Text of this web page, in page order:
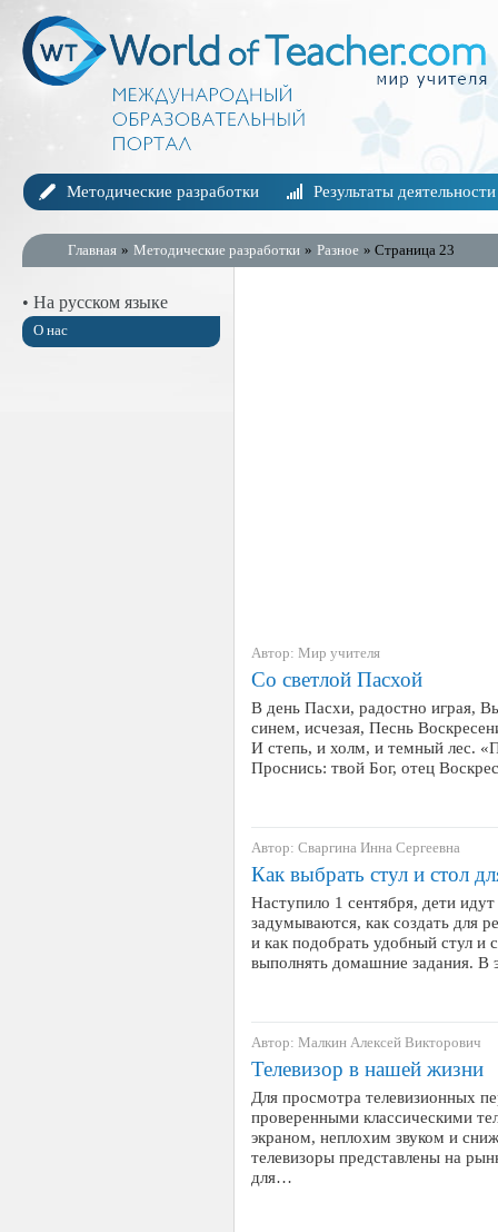
Методические разработки Результаты деятельности
Главная » Методические разработки » Разное » Страница 23
• На русском языке
О нас
Автор: Мир учителя
Со светлой Пасхой
В день Пасхи, радостно играя,
синем, исчезая, Песнь
И степь, и холм, и темный лес.
Проснись: твой Бог, отец
Автор: Сваргина Инна Сергеевна
Как выбрать стул и стол
Наступило 1 сентября, дети
задумываются, как создать для
и как подобрать удобный стул и
выполнять домашние задания. В
Автор: Малкин Алексей Викторович
Телевизор в нашей жизни
Для просмотра телевизионных
проверенными классическими
экраном, неплохим звуком и
телевизоры представлены на
для…